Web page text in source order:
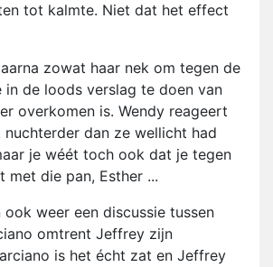
tot kalmte. Niet dat het effect
zowat haar nek om tegen de
in de loods verslag te doen van
overkomen is. Wendy reageert
nuchterder dan ze wellicht had
je wéét toch ook dat je tegen
met die pan, Esther ...
weer een discussie tussen
omtrent Jeffrey zijn
is het écht zat en Jeffrey